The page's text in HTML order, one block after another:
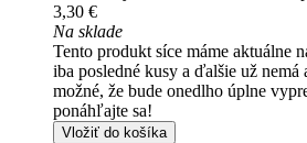
3,30 €
Na sklade
Tento produkt síce máme aktuálne
iba posledné kusy a ďalšie už
možné, že bude onedlho úplne
ponáhľajte sa!
Vložiť do košíka